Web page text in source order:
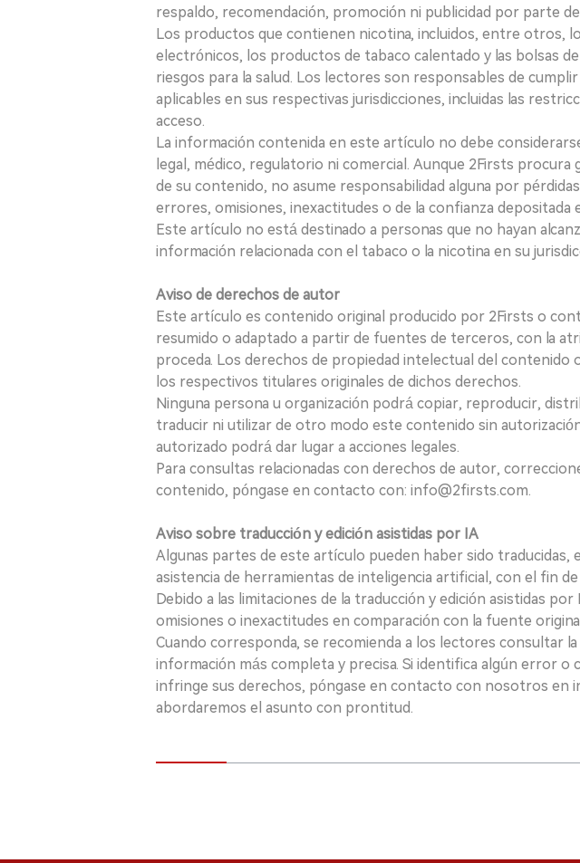
respaldo, recomendación, promoción ni publicidad por parte
Los productos que contienen nicotina, incluidos, entre otros,
electrónicos, los productos de tabaco calentado y las bolsas
riesgos para la salud. Los lectores son responsables de
aplicables en sus respectivas jurisdicciones, incluidas las
acceso.
La información contenida en este artículo no debe
legal, médico, regulatorio ni comercial. Aunque 2Firsts procura
de su contenido, no asume responsabilidad alguna por
errores, omisiones, inexactitudes o de la confianza depositada
Este artículo no está destinado a personas que no hayan
información relacionada con el tabaco o la nicotina en su
Aviso de derechos de autor
Este artículo es contenido original producido por 2Firsts o
resumido o adaptado a partir de fuentes de terceros, con la
proceda. Los derechos de propiedad intelectual del contenido
los respectivos titulares originales de dichos derechos.
Ninguna persona u organización podrá copiar, reproducir,
traducir ni utilizar de otro modo este contenido sin
autorizado podrá dar lugar a acciones legales.
Para consultas relacionadas con derechos de autor,
contenido, póngase en contacto con: info@2firsts.com.
Aviso sobre traducción y edición asistidas por IA
Algunas partes de este artículo pueden haber sido traducidas,
asistencia de herramientas de inteligencia artificial, con el fin de
Debido a las limitaciones de la traducción y edición asistidas
omisiones o inexactitudes en comparación con la fuente
Cuando corresponda, se recomienda a los lectores consultar
información más completa y precisa. Si identifica algún error o
infringe sus derechos, póngase en contacto con nosotros en
abordaremos el asunto con prontitud.